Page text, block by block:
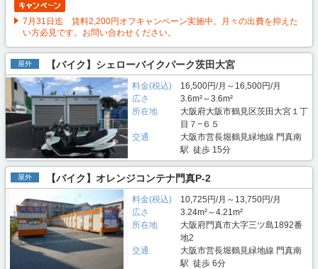
7月31日迄 賃料2,200円オフキャンペーン実施中。月々の出費を抑えた
い方必見です。お問い合わせください。
屋外 【バイク】シェローバイクパーク茨田大宮
料金(税込)
16,500円/月～16,500円/月
広さ
3.6m²～3.6m²
所在地
大阪府大阪市鶴見区茨田大宮１丁
目７−６５
交通
大阪市営長堀鶴見緑地線 門真南
駅 徒歩 15分
屋外 【バイク】オレンジコンテナ門真P-2
料金(税込)
10,725円/月～13,750円/月
広さ
3.24m²～4.21m²
所在地
大阪府門真市大字三ツ島1892番
地2
交通
大阪市営長堀鶴見緑地線 門真南
駅 徒歩 6分